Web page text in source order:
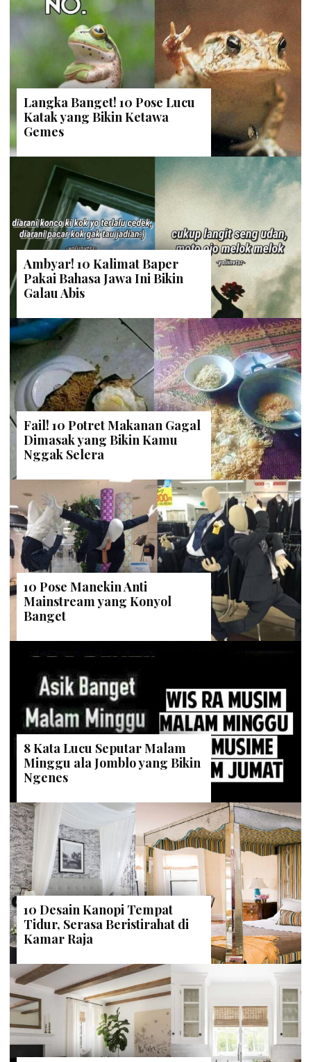
Langka Banget! 10 Pose Lucu
Katak yang Bikin Ketawa
Gemes
Ambyar! 10 Kalimat Baper
Pakai Bahasa Jawa Ini Bikin
Galau Abis
Fail! 10 Potret Makanan Gagal
Dimasak yang Bikin Kamu
Nggak Selera
10 Pose Manekin Anti
Mainstream yang Konyol
Banget
8 Kata Lucu Seputar Malam
Minggu ala Jomblo yang Bikin
Ngenes
10 Desain Kanopi Tempat
Tidur, Serasa Beristirahat di
Kamar Raja